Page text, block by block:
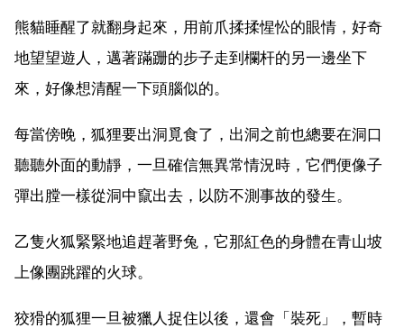
熊貓睡醒了就翻身起來，用前爪揉揉惺忪的眼情，好奇
地望望遊人，邁著蹣跚的步子走到欄杆的另一邊坐下
來，好像想清醒一下頭腦似的。
每當傍晚，狐狸要出洞覓食了，出洞之前也總要在洞口
聽聽外面的動靜，一旦確信無異常情況時，它們便像子
彈出膛一樣從洞中竄出去，以防不測事故的發生。
乙隻火狐緊緊地追趕著野兔，它那紅色的身體在青山坡
上像團跳躍的火球。
狡猾的狐狸一旦被獵人捉住以後，還會「裝死」，暫時